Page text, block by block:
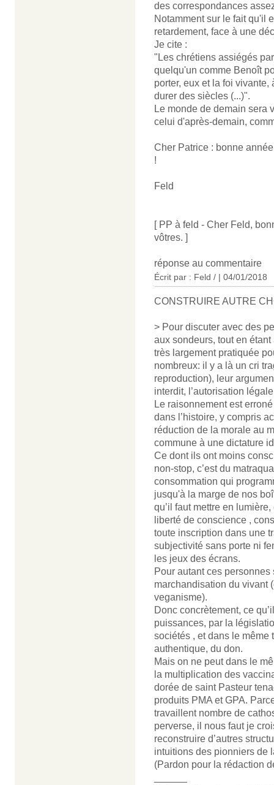
des correspondances
Notamment sur le fait qu'il
retardement, face à une
Je cite :
"Les chrétiens assiégés
quelqu'un comme Benoît
porter, eux et la foi
durer des siècles (...)".
Le monde de demain sera
celui d'après-demain,
Cher Patrice : bonne
!
Feld
[ PP à feld - Cher Feld,
vôtres. ]
réponse au commentaire
Écrit par : Feld / | 04/01/2018
CONSTRUIRE AUTRE
> Pour discuter avec des
aux sondeurs, tout en
très largement pratiquée
nombreux: il y a là un cri
reproduction), leur
interdit, l’autorisation
Le raisonnement est
dans l’histoire, y compris
réduction de la morale au
commune à une dictature
Ce dont ils ont moins
non-stop, c’est du
consommation qui
jusqu'à la marge de nos
qu’il faut mettre en
liberté de conscience ,
toute inscription dans une
subjectivité sans porte ni
les jeux des écrans.
Pour autant ces
marchandisation du vivant
veganisme).
Donc concrètement, ce
puissances, par la
sociétés , et dans le même
authentique, du don.
Mais on ne peut dans le
la multiplication des
dorée de saint Pasteur
produits PMA et GPA.
travaillent nombre de
perverse, il nous faut je
reconstruire d’autres
intuitions des pionniers de
(Pardon pour la rédaction